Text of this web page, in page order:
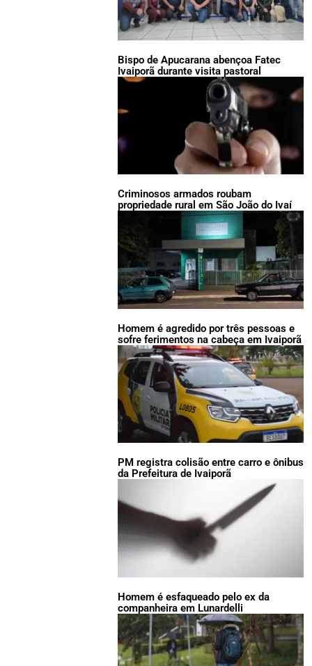
Bispo de Apucarana abençoa Fatec
Ivaiporã durante visita pastoral
Criminosos armados roubam
propriedade rural em São João do Ivaí
Homem é agredido por três pessoas e
sofre ferimentos na cabeça em Ivaiporã
PM registra colisão entre carro e ônibus
da Prefeitura de Ivaiporã
Homem é esfaqueado pelo ex da
companheira em Lunardelli